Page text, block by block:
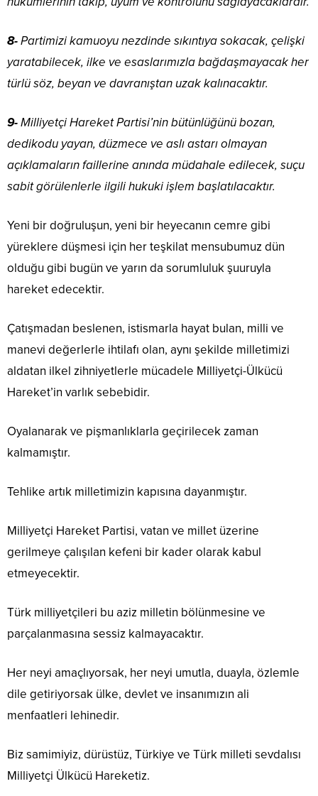
8-Partimizi kamuoyu nezdinde sıkıntıya sokacak, çelişki
yaratabilecek, ilke ve esaslarımızla bağdaşmayacak her
türlü söz, beyan ve davranıştan uzak kalınacaktır.
9-Milliyetçi Hareket Partisi’nin bütünlüğünü bozan,
dedikodu yayan, düzmece ve aslı astarı olmayan
açıklamaların faillerine anında müdahale edilecek, suçu
sabit görülenlerle ilgili hukuki işlem başlatılacaktır.
Yeni bir doğruluşun, yeni bir heyecanın cemre gibi
yüreklere düşmesi için her teşkilat mensubumuz dün
olduğu gibi bugün ve yarın da sorumluluk şuuruyla
hareket edecektir.
Çatışmadan beslenen, istismarla hayat bulan, milli ve
manevi değerlerle ihtilafı olan, aynı şekilde milletimizi
aldatan ilkel zihniyetlerle mücadele Milliyetçi-Ülkücü
Hareket’in varlık sebebidir.
Oyalanarak ve pişmanlıklarla geçirilecek zaman
kalmamıştır.
Tehlike artık milletimizin kapısına dayanmıştır.
Milliyetçi Hareket Partisi, vatan ve millet üzerine
gerilmeye çalışılan kefeni bir kader olarak kabul
etmeyecektir.
Türk milliyetçileri bu aziz milletin bölünmesine ve
parçalanmasına sessiz kalmayacaktır.
Her neyi amaçlıyorsak, her neyi umutla, duayla, özlemle
dile getiriyorsak ülke, devlet ve insanımızın ali
menfaatleri lehinedir.
Biz samimiyiz, dürüstüz, Türkiye ve Türk milleti sevdalısı
Milliyetçi Ülkücü Hareketiz.